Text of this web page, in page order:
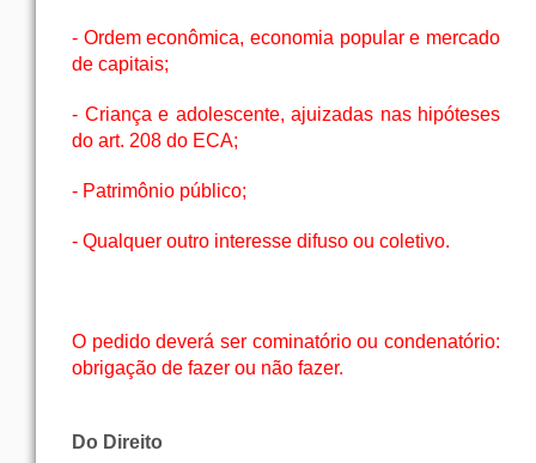
- Ordem econômica, economia popular e mercado
de capitais;
- Criança e adolescente, ajuizadas nas hipóteses
do art. 208 do ECA;
- Patrimônio público;
- Qualquer outro interesse difuso ou coletivo.
O pedido deverá ser cominatório ou condenatório:
obrigação de fazer ou não fazer.
Do Direito